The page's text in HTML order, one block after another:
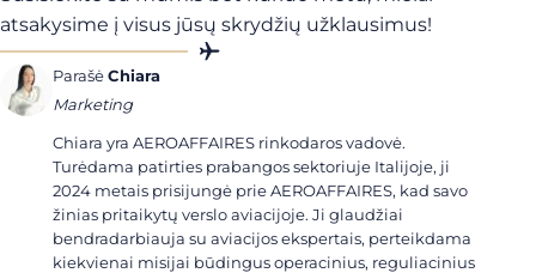
atsakysime į visus jūsų skrydžių užklausimus!
ParašėChiara
Marketing
Chiara yra AEROAFFAIRES rinkodaros vadovė.
Turėdama patirties prabangos sektoriuje Italijoje, ji
2024 metais prisijungė prie AEROAFFAIRES, kad savo
žinias pritaikytų verslo aviacijoje. Ji glaudžiai
bendradarbiauja su aviacijos ekspertais, perteikdama
kiekvienai misijai būdingus operacinius, reguliacinius